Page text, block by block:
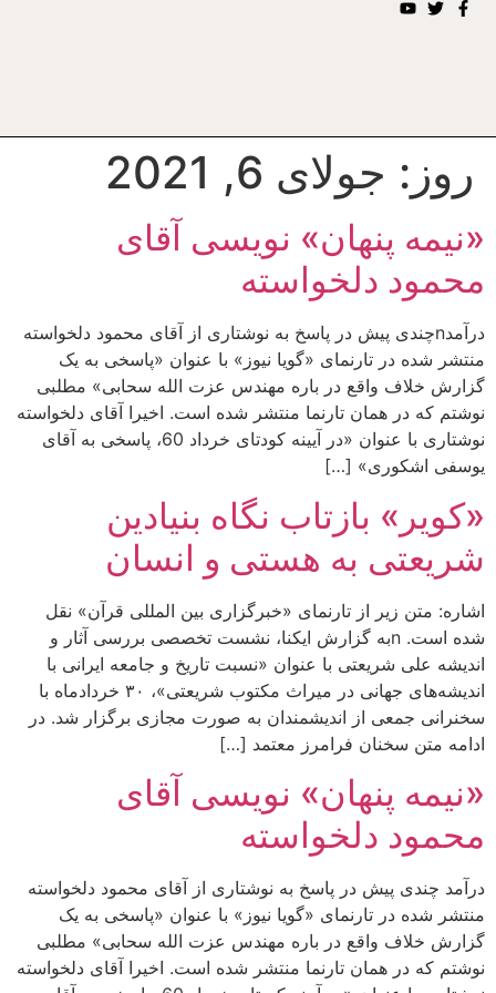
روز: جولای 6, 2021
«نیمه پنهان» نویسی آقای
محمود دلخواسته
درآمدnچندی پیش در پاسخ به نوشتاری از آقای محمود دلخواسته
منتشر شده در تارنمای «گویا نیوز» با عنوان «پاسخی به یک
گزارش خلاف واقع در باره مهندس عزت الله سحابی» مطلبی
نوشتم که در همان تارنما منتشر شده است. اخیرا آقای دلخواسته
نوشتاری با عنوان «در آیینه کودتای خرداد 60، پاسخی به آقای
یوسفی اشکوری» […]
«کویر» بازتاب نگاه بنیادین
شریعتی به هستی و انسان
اشاره: متن زیر از تارنمای «خبرگزاری بین المللی قرآن» نقل
شده است. nبه گزارش ایکنا، نشست تخصصی بررسی آثار و
اندیشه علی شریعتی با عنوان «نسبت تاریخ و جامعه ایرانی با
اندیشه‌های جهانی در میراث مکتوب شریعتی»، ۳۰ خردادماه با
سخنرانی جمعی از اندیشمندان به صورت مجازی برگزار شد. در
ادامه متن سخنان فرامرز معتمد […]
«نیمه پنهان» نویسی آقای
محمود دلخواسته
درآمد چندی پیش در پاسخ به نوشتاری از آقای محمود دلخواسته
منتشر شده در تارنمای «گویا نیوز» با عنوان «پاسخی به یک
گزارش خلاف واقع در باره مهندس عزت الله سحابی» مطلبی
نوشتم که در همان تارنما منتشر شده است. اخیرا آقای دلخواسته